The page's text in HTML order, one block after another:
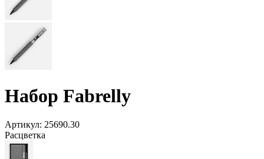
Набор Fabrelly
Артикул: 25690.30
Расцветка